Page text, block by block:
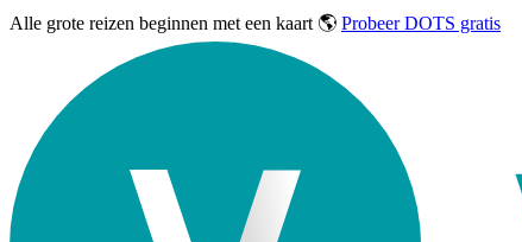
Alle grote reizen beginnen met een kaart 🌎 Probeer DOTS gratis